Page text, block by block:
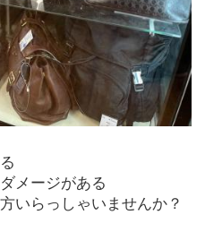
メージがある
いらっしゃいませんか？